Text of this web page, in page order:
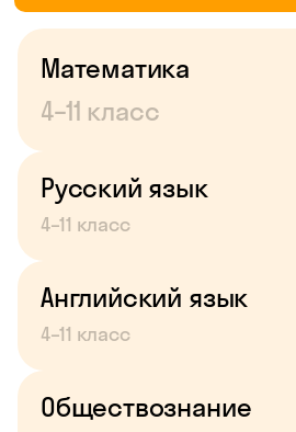
Организуем
так, что у
ребенка всё
Математика
4–11 класс
Русский язык
4–11 класс
Английский язык
4–11 класс
Обществознание